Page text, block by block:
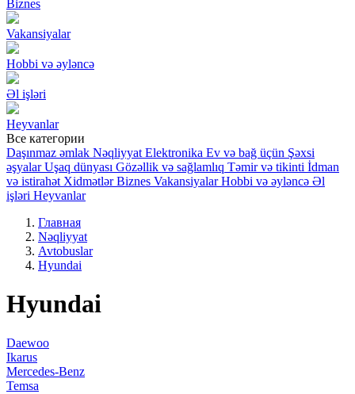
Biznes
Vakansiyalar
Hobbi və əyləncə
Əl işləri
Heyvanlar
Все категории
Daşınmaz əmlak Nəqliyyat Elektronika Ev və bağ üçün Şəxsi
əşyalar Uşaq dünyası Gözəllik və sağlamlıq Təmir və tikinti İdman
və istirahət Xidmətlər Biznes Vakansiyalar Hobbi və əyləncə Əl
işləri Heyvanlar
Главная
Nəqliyyat
Avtobuslar
Hyundai
Hyundai
Daewoo
Ikarus
Mercedes-Benz
Temsa